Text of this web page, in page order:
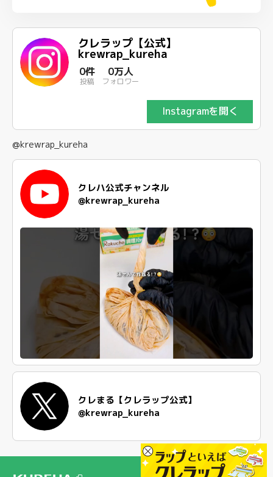
クレラップ【公式】
krewrap_kureha
0件
投稿
0万人
フォロワー
Instagramを開く
@krewrap_kureha
クレハ公式チャンネル
@krewrap_kureha
クレまる【クレラップ公式】
@krewrap_kureha